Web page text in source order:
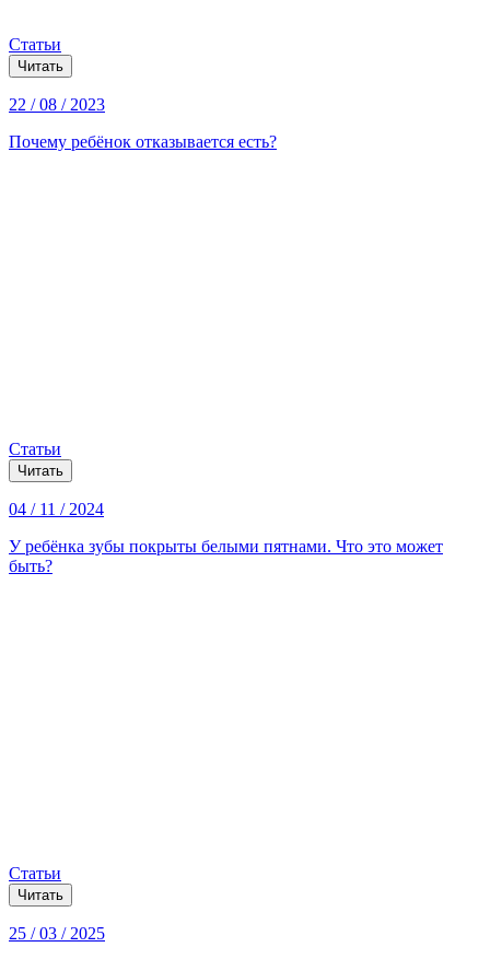
Статьи
Читать
22 / 08 / 2023
Почему ребёнок отказывается есть?
Статьи
Читать
04 / 11 / 2024
У ребёнка зубы покрыты белыми пятнами. Что это может
быть?
Статьи
Читать
25 / 03 / 2025